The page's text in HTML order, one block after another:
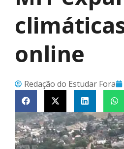
online
Redação do Estudar Fora